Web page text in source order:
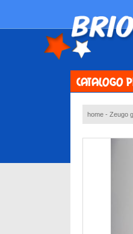
CATALOGO
home - Zeugo